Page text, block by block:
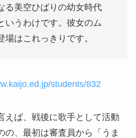
る美空ひばりの幼女時代
いうわけです。彼女のム
場はこれっきりです。
students/832
えば、戦後に歌手として活動
の、最初は審査員から「うま